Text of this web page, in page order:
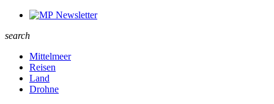
Newsletter
search
Mittelmeer
Reisen
Land
Drohne